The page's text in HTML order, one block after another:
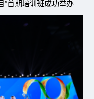
”首期培训班成功举办